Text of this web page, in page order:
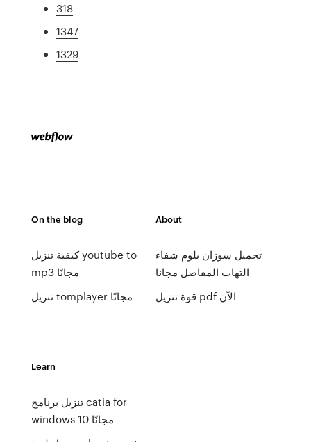
318
1347
1329
On the blog
كيفية تنزيل youtube to
mp3 مجانًا
تنزيل tomplayer مجانًا
About
تحميل سوزان بلوم شفاء
التهاب المفاصل مجانا
قوة تنزيل pdf الآن
Learn
تنزيل برنامج catia for
windows 10 مجانًا